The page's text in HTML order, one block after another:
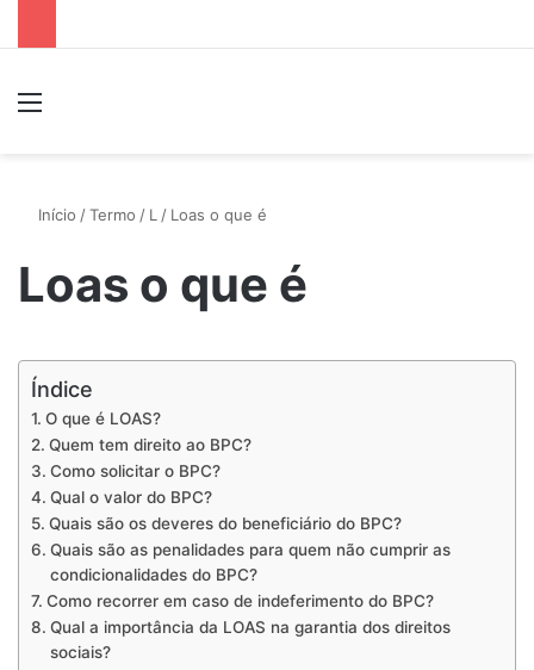
Início /Termo / L / Loas o que é
Loas o que é
Índice
O que é LOAS?
Quem tem direito ao BPC?
Como solicitar o BPC?
Qual o valor do BPC?
Quais são os deveres do beneficiário do BPC?
Quais são as penalidades para quem não cumprir as
condicionalidades do BPC?
Como recorrer em caso de indeferimento do BPC?
Qual a importância da LOAS na garantia dos direitos
sociais?